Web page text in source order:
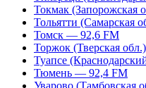
Токмак (Запорожская
Тольятти (Самарская
Томск — 92,6 FM
Торжок (Тверская
Туапсе
Тюмень — 92,4 FM
Уварово (Тамбовская